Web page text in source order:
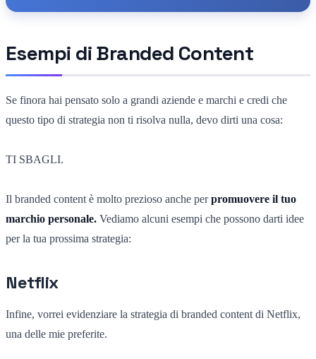
Esempi di Branded Content
Se finora hai pensato solo a grandi aziende e marchi e credi che
questo tipo di strategia non ti risolva nulla, devo dirti una cosa:
TI SBAGLI.
Il branded content è molto prezioso anche perpromuovere il tuo
marchio personale. Vediamo alcuni esempi che possono darti idee
per la tua prossima strategia:
Netflix
Infine, vorrei evidenziare la strategia di branded content di Netflix,
una delle mie preferite.